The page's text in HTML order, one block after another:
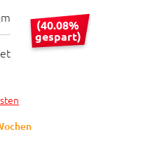
(40.08%
gespart)